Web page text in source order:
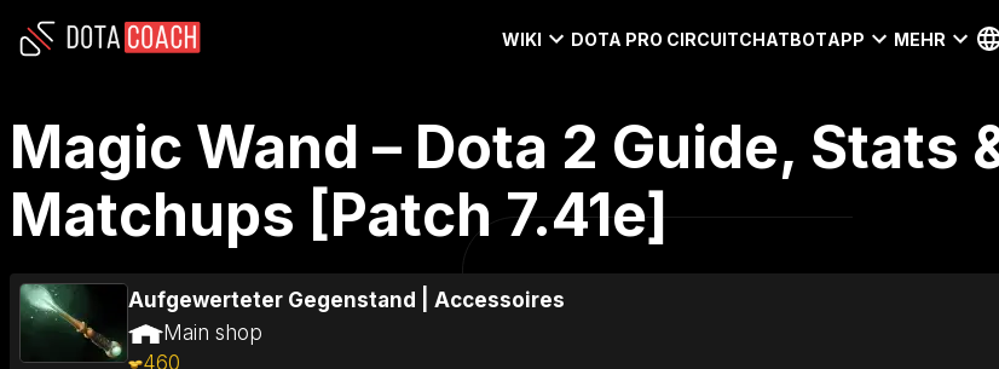
WIKI DOTA PRO CIRCUITCHATBOTAPP MEHR
Magic Wand – Dota 2 Guide, Stats
Matchups [Patch 7.41e]
Aufgewerteter Gegenstand
Accessoires
Main shop
460